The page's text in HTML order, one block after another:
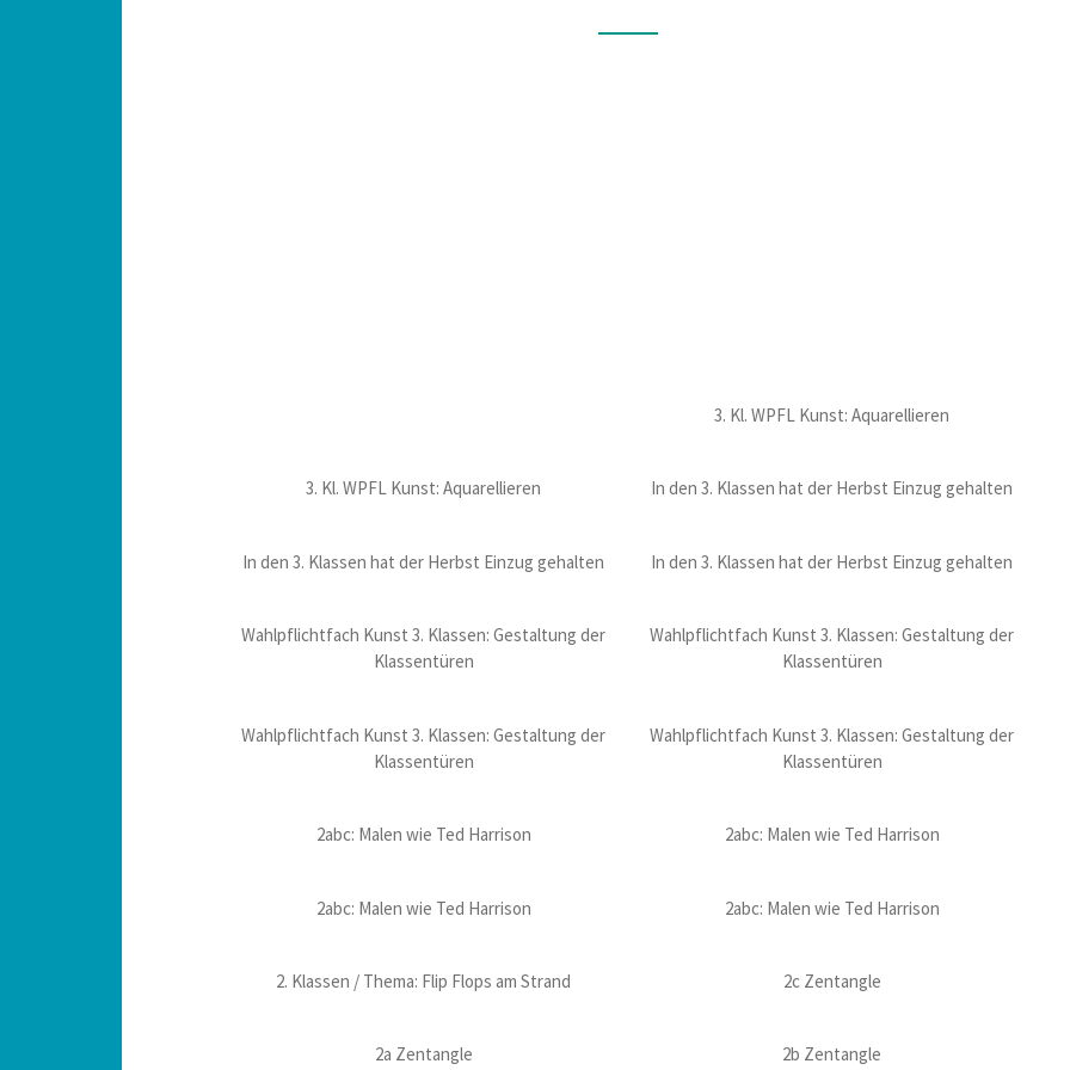
3. Kl. WPFL Kunst: Aquarellieren
3. Kl. WPFL Kunst: Aquarellieren In den 3. Klassen hat der Herbst Einzug gehalten
In den 3. Klassen hat der Herbst Einzug gehalten In den 3. Klassen hat der Herbst Einzug gehalten
Wahlpflichtfach Kunst 3. Klassen: Gestaltung der
Klassentüren
Wahlpflichtfach Kunst 3. Klassen: Gestaltung der
Klassentüren
Wahlpflichtfach Kunst 3. Klassen: Gestaltung der
Klassentüren
Wahlpflichtfach Kunst 3. Klassen: Gestaltung der
Klassentüren
2abc: Malen wie Ted Harrison 2abc: Malen wie Ted Harrison
2abc: Malen wie Ted Harrison 2abc: Malen wie Ted Harrison
2. Klassen / Thema: Flip Flops am Strand 2c Zentangle
2a Zentangle 2b Zentangle